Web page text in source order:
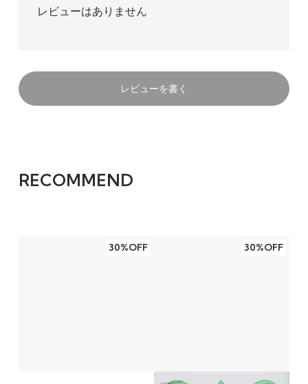
レビューはありません
レビューを書く
RECOMMEND
30%OFF 30%OFF